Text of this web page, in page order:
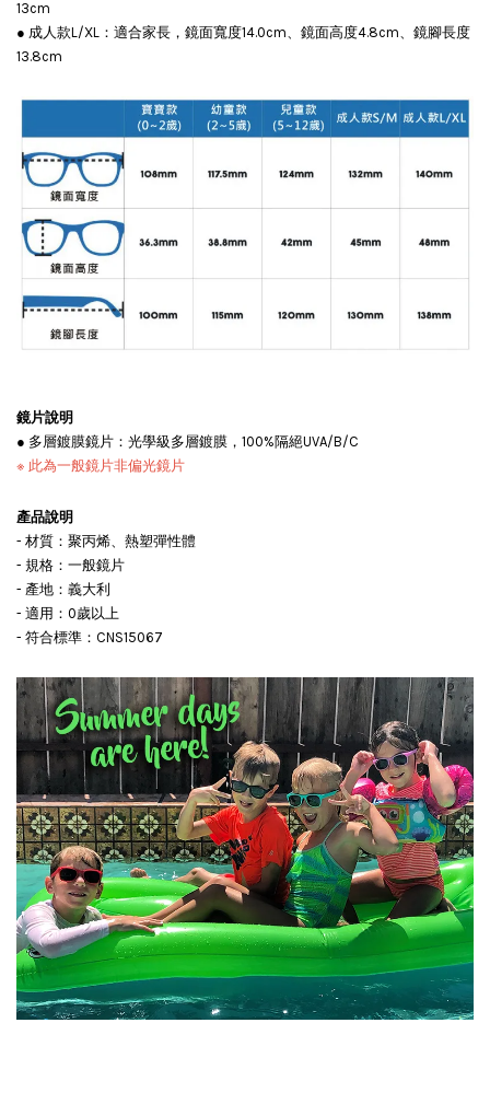
NT$ 335
13cm
● 成人款L/XL：適合家長，鏡面寬度14.0cm、鏡面高度4.8cm、鏡腳長度
13.8cm
鏡片說明
● 多層鍍膜鏡片：光學級多層鍍膜，100%隔絕UVA/B/C
※ 此為一般鏡片非偏光鏡片
產品說明
- 材質：聚丙烯、熱塑彈性體
- 規格：一般鏡片
- 產地：義大利
- 適用：0歲以上
- 符合標準：CNS15067